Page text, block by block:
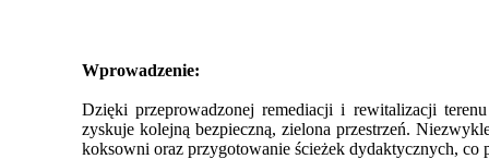
Wprowadzenie:
Dzięki przeprowadzonej remediacji i rewitalizacji
zyskuje kolejną bezpieczną, zielona przestrzeń.
koksowni oraz przygotowanie ścieżek dydaktycznych, co